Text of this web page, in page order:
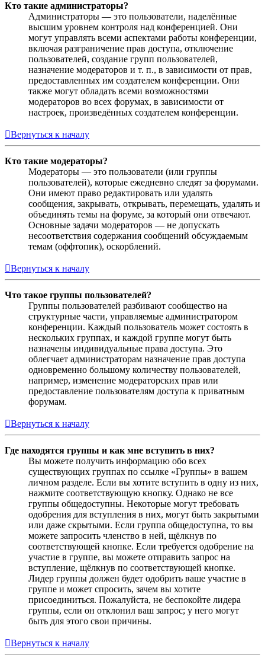
Кто такие администраторы?
Администраторы — это пользователи, наделённые
высшим уровнем контроля над конференцией. Они
могут управлять всеми аспектами работы конференции,
включая разграничение прав доступа, отключение
пользователей, создание групп пользователей,
назначение модераторов и т. п., в зависимости от прав,
предоставленных им создателем конференции. Они
также могут обладать всеми возможностями
модераторов во всех форумах, в зависимости от
настроек, произведённых создателем конференции.
Вернуться к началу
Кто такие модераторы?
Модераторы — это пользователи (или группы
пользователей), которые ежедневно следят за форумами.
Они имеют право редактировать или удалять
сообщения, закрывать, открывать, перемещать, удалять и
объединять темы на форуме, за который они отвечают.
Основные задачи модераторов — не допускать
несоответствия содержания сообщений обсуждаемым
темам (оффтопик), оскорблений.
Вернуться к началу
Что такое группы пользователей?
Группы пользователей разбивают сообщество на
структурные части, управляемые администратором
конференции. Каждый пользователь может состоять в
нескольких группах, и каждой группе могут быть
назначены индивидуальные права доступа. Это
облегчает администраторам назначение прав доступа
одновременно большому количеству пользователей,
например, изменение модераторских прав или
предоставление пользователям доступа к приватным
форумам.
Вернуться к началу
Где находятся группы и как мне вступить в них?
Вы можете получить информацию обо всех
существующих группах по ссылке «Группы» в вашем
личном разделе. Если вы хотите вступить в одну из них,
нажмите соответствующую кнопку. Однако не все
группы общедоступны. Некоторые могут требовать
одобрения для вступления в них, могут быть закрытыми
или даже скрытыми. Если группа общедоступна, то вы
можете запросить членство в ней, щёлкнув по
соответствующей кнопке. Если требуется одобрение на
участие в группе, вы можете отправить запрос на
вступление, щёлкнув по соответствующей кнопке.
Лидер группы должен будет одобрить ваше участие в
группе и может спросить, зачем вы хотите
присоединиться. Пожалуйста, не беспокойте лидера
группы, если он отклонил ваш запрос; у него могут
быть для этого свои причины.
Вернуться к началу